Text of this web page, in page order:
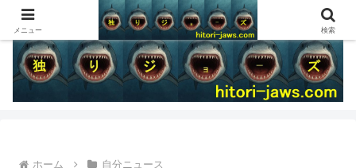
ホーム 自分ニュース
メニュー 検索